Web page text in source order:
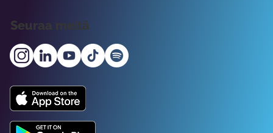
Seuraa meitä